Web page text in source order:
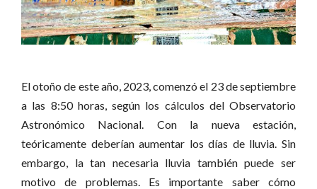
El otoño de este año, 2023, comenzó el 23 de septiembre
a las 8:50 horas, según los cálculos del Observatorio
Astronómico Nacional. Con la nueva estación,
teóricamente deberían aumentar los días de lluvia. Sin
embargo, la tan necesaria lluvia también puede ser
motivo de problemas. Es importante saber cómo